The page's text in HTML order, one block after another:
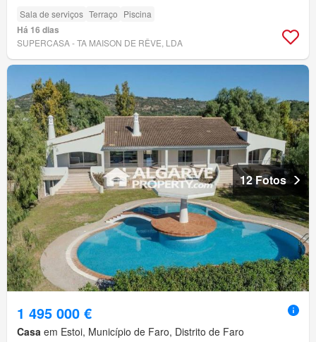
Sala de serviços Terraço Piscina
Há 16 dias
SUPERCASA - TA MAISON DE RÊVE, LDA
12 Fotos
1 495 000 €
Casa em Estoi, Município de Faro, Distrito de Faro